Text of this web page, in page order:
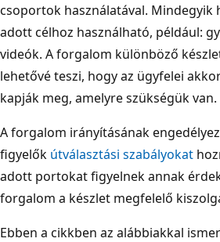
csoportok használatával. Mindegyik
adott célhoz használható, például:
videók. A forgalom különböző
lehetővé teszi, hogy az ügyfelei
kapják meg, amelyre szükségük van.
A forgalom irányításának
figyelők útválasztási szabályokat
adott portokat figyelnek annak
forgalom a készlet megfelelő
Ebben a cikkben az alábbiakkal